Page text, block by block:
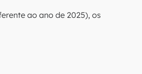
ao ano de 2025), os